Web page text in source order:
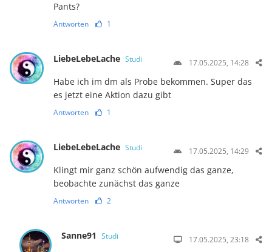
Pants?
Antworten 1
LiebeLebeLache Studi 17.05.2025, 14:28
Habe ich im dm als Probe bekommen. Super das
es jetzt eine Aktion dazu gibt
Antworten 1
LiebeLebeLache Studi 17.05.2025, 14:29
Klingt mir ganz schön aufwendig das ganze,
beobachte zunächst das ganze
Antworten 2
Sanne91 Studi 17.05.2025, 23:18